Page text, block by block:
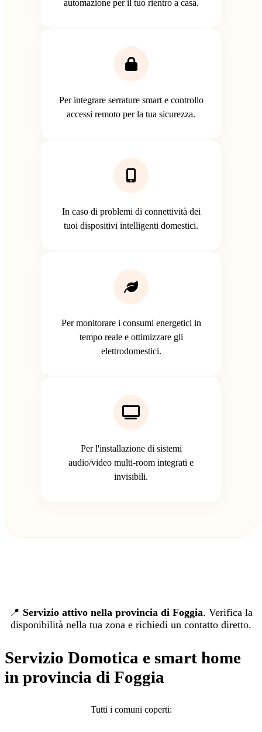
automazione per il tuo rientro a casa.
Per integrare serrature smart e controllo
accessi remoto per la tua sicurezza.
In caso di problemi di connettività dei
tuoi dispositivi intelligenti domestici.
Per monitorare i consumi energetici in
tempo reale e ottimizzare gli
elettrodomestici.
Per l'installazione di sistemi
audio/video multi-room integrati e
invisibili.
📍 Servizio attivo nella provincia di Foggia. Verifica la
disponibilità nella tua zona e richiedi un contatto diretto.
Servizio Domotica e smart home
in provincia di Foggia
Tutti i comuni coperti: